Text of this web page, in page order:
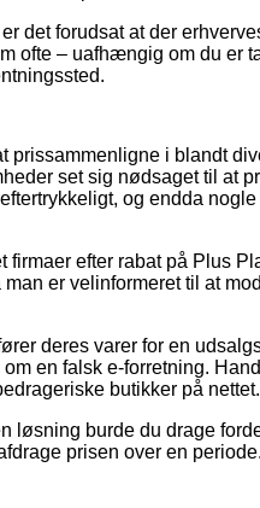
det forudsat at der
ofte – uafhængig om du er
prissammenligne i blandt
set sig nødsaget til at
og endda
firmaer efter rabat på Plus
er velinformeret til at
deres varer for en
en falsk e-forretning.
butikker på nettet.
løsning burde du drage
prisen over en periode.